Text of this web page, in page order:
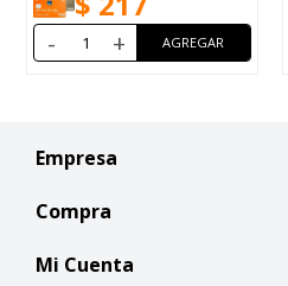
- +
Empresa
Compra
Mi Cuenta